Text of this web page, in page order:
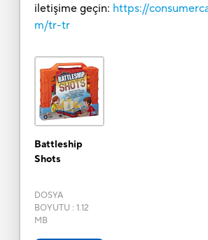
iletişime geçin: https://
m/tr-tr
Battleship
Shots
DOSYA
BOYUTU : 1.12
MB